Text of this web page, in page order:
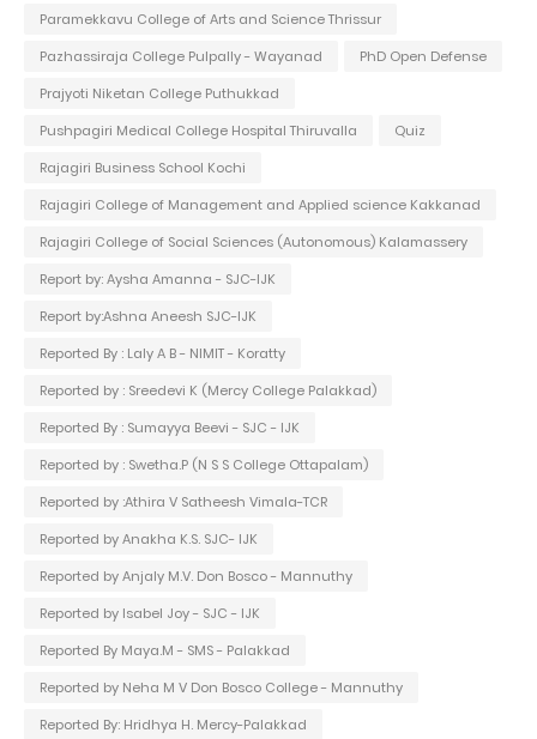
Paramekkavu College of Arts and Science Thrissur
Pazhassiraja College Pulpally - Wayanad
PhD Open Defense
Prajyoti Niketan College Puthukkad
Pushpagiri Medical College Hospital Thiruvalla
Quiz
Rajagiri Business School Kochi
Rajagiri College of Management and Applied science Kakkanad
Rajagiri College of Social Sciences (Autonomous) Kalamassery
Report by: Aysha Amanna - SJC-IJK
Report by:Ashna Aneesh SJC-IJK
Reported By : Laly A B - NIMIT - Koratty
Reported by : Sreedevi K (Mercy College Palakkad)
Reported By : Sumayya Beevi - SJC - IJK
Reported by : Swetha.P (N S S College Ottapalam)
Reported by :Athira V Satheesh Vimala-TCR
Reported by Anakha K.S. SJC- IJK
Reported by Anjaly M.V. Don Bosco - Mannuthy
Reported by Isabel Joy - SJC - IJK
Reported By Maya.M - SMS - Palakkad
Reported by Neha M V Don Bosco College - Mannuthy
Reported By: Hridhya H. Mercy-Palakkad